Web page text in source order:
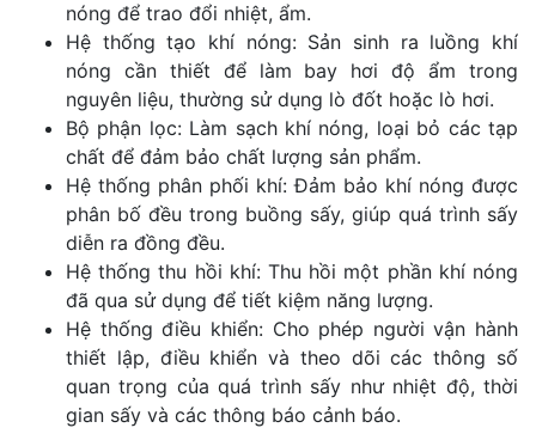
nóng để trao đổi nhiệt, ẩm.
Hệ thống tạo khí nóng: Sản sinh ra luồng khí
nóng cần thiết để làm bay hơi độ ẩm trong
nguyên liệu, thường sử dụng lò đốt hoặc lò hơi.
Bộ phận lọc: Làm sạch khí nóng, loại bỏ các tạp
chất để đảm bảo chất lượng sản phẩm.
Hệ thống phân phối khí: Đảm bảo khí nóng được
phân bố đều trong buồng sấy, giúp quá trình sấy
diễn ra đồng đều.
Hệ thống thu hồi khí: Thu hồi một phần khí nóng
đã qua sử dụng để tiết kiệm năng lượng.
Hệ thống điều khiển: Cho phép người vận hành
thiết lập, điều khiển và theo dõi các thông số
quan trọng của quá trình sấy như nhiệt độ, thời
gian sấy và các thông báo cảnh báo.